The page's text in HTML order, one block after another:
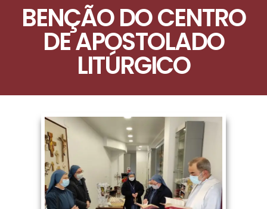
BENÇÃO DO CENTRO
DE APOSTOLADO
LITÚRGICO